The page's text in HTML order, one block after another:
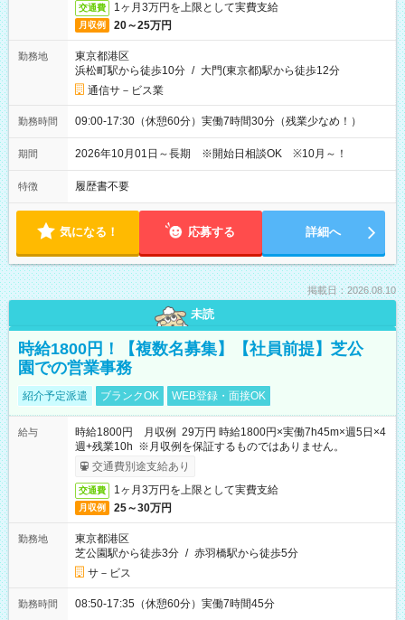
交通費 1ヶ月3万円を上限として実費支給
月収例 20～25万円
勤務地
東京都港区
浜松町駅から徒歩10分 / 大門(東京都)駅から徒歩12分
通信サ－ビス業
勤務時間 09:00-17:30（休憩60分）実働7時間30分（残業少なめ！）
期間 2026年10月01日～長期 ※開始日相談OK ※10月～！
特徴 履歴書不要
気になる！ 応募する 詳細へ
掲載日：2026.08.10
未読
時給1800円！【複数名募集】【社員前提】芝公
園での営業事務
紹介予定派遣 ブランクOK WEB登録・面接OK
給与
時給1800円 月収例 29万円 時給1800円×実働7h45m×週5日×4
週+残業10h ※月収例を保証するものではありません。
交通費別途支給あり
交通費 1ヶ月3万円を上限として実費支給
月収例 25～30万円
勤務地
東京都港区
芝公園駅から徒歩3分 / 赤羽橋駅から徒歩5分
サ－ビス
勤務時間 08:50-17:35（休憩60分）実働7時間45分